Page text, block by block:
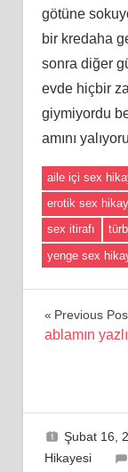
götüne
bir kredaha
sonra diğer
evde hiçbir
giymiyordu
amını
aile içi sex
erotik sex
sex itirafı
yenge sex
Yazı
Previous
ablamın
Şubat 16,
Hikayesi